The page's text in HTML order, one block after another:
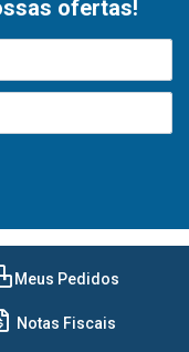
ofertas!
Meus Pedidos
Notas Fiscais